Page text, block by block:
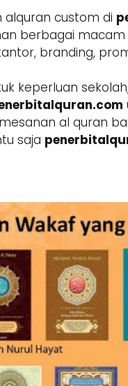
alquran custom di
berbagai
branding,
keperluan
al quran
saja